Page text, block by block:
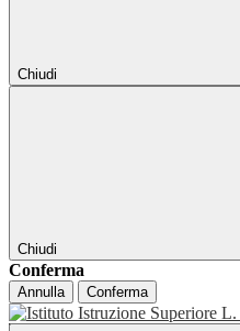
Chiudi
Chiudi
Conferma
Annulla Conferma